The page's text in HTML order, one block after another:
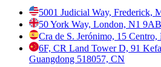
5001 Judicial Way, Frederick,
50 York Way, London, N1
Cra de S. Jerónimo, 15
6F, CR Land Tower D, 91
Guangdong 518057, CN